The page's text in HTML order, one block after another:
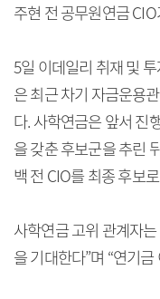
주현 전 공무원연금
5일 이데일리 취재 및
은 최근 차기 자금운용
다. 사학연금은 앞서 진
을 갖춘 후보군을 추린
백 전 CIO를 최종 후보
사학연금 고위 관계자
을 기대한다”며 “연기